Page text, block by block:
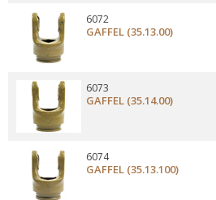
GAFFEL (35.13.00)
6072
GAFFEL (35.14.00)
6073
GAFFEL (35.13.100)
6074